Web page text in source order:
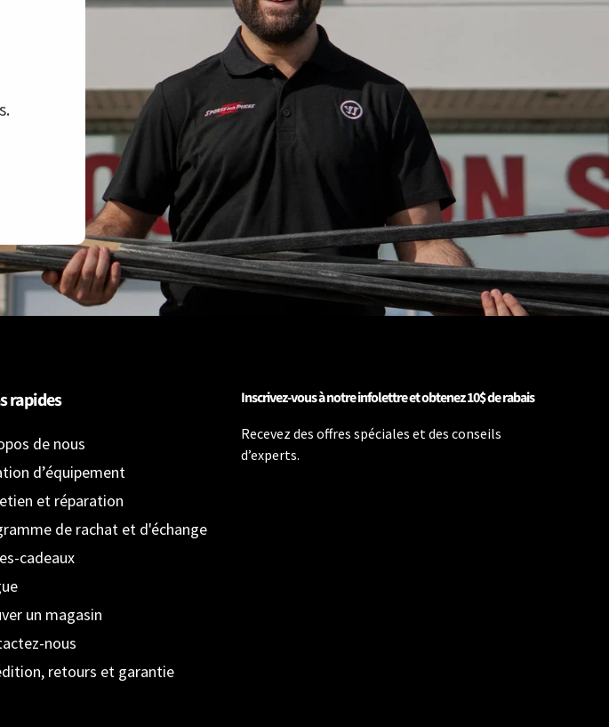
rapides
de nous
d’équipement
et réparation
de rachat et d'échange
cadeaux
un magasin
nous
retours et garantie
Inscrivez-vous à notre infolettre et obtenez 10$ de rabais
Recevez des offres spéciales et des conseils
d’experts.